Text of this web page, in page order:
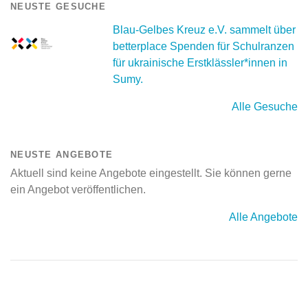
NEUSTE GESUCHE
Blau-Gelbes Kreuz e.V. sammelt über
betterplace Spenden für Schulranzen
für ukrainische Erstklässler*innen in
Sumy.
Alle Gesuche
NEUSTE ANGEBOTE
Aktuell sind keine Angebote eingestellt. Sie können gerne
ein Angebot veröffentlichen.
Alle Angebote